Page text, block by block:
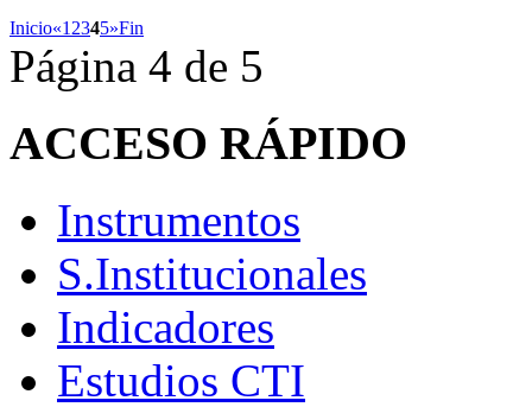
Inicio«1 2345»Fin
Página 4 de 5
ACCESO RÁPIDO
Instrumentos
S.Institucionales
Indicadores
Estudios CTI